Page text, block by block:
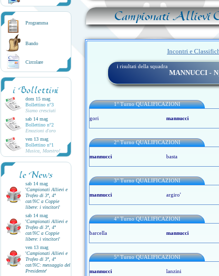
Programma
Bando
Circolare
i Bollettini
dom 15 mag
Bollettino n°3
Siamo cresciuti
sab 14 mag
Bollettino n°2
Emozioni d'oro
ven 13 mag
Bollettino n°1
Musica, Maestro!
le News
sab 14 mag
'Campionati Allievi e
Trofeo di 3ª, 4ª
cat/NC a Coppie
libere: i vincitori'
sab 14 mag
'Campionati Allievi e
Trofeo di 3ª, 4ª
cat/NC a Coppie
libere: i vincitori'
ven 13 mag
'Campionati Allievi e
Trofeo di 3ª, 4ª
cat/NC: messaggio del
Presidente'
Campionati Allievi
Incontri e
i risultati della squadra
MANNUCCI -
1° Turno QUALIFICAZIONI
gori mannucci
2° Turno QUALIFICAZIONI
mannucci basta
3° Turno QUALIFICAZIONI
mannucci argiro'
4° Turno QUALIFICAZIONI
barcella mannucci
5° Turno QUALIFICAZIONI
mannucci lanzini